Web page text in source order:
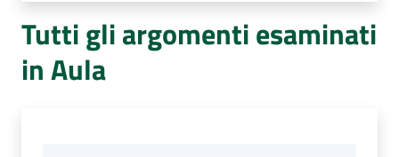
Tutti gli argomenti esaminati
in Aula